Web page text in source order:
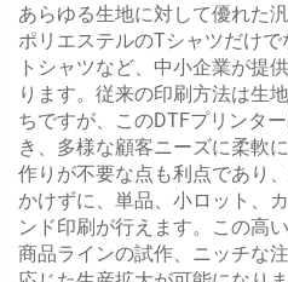
あらゆる生地に対して優れた
ポリエステルのTシャツだけ
トシャツなど、中小企業が提
ります。従来の印刷方法は生
ちですが、このDTFプリンタ
き、多様な顧客ニーズに柔軟
作りが不要な点も利点であり
かけずに、単品、小ロット、
ンド印刷が行えます。この高
商品ラインの試作、ニッチな